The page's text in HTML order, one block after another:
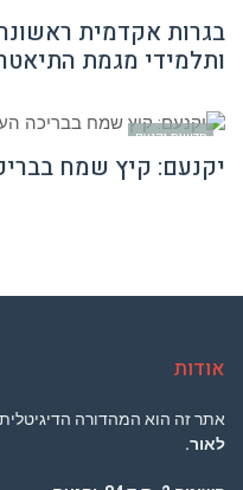
בגרות אקדמית
ותלמידי מגמת
חדשות יקנעם
יקנעם: קיץ שמח
אודות
אתר זה הוא המהדורה
לאור.